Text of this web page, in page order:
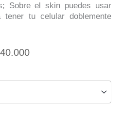
Sobre el skin puedes usar
tener tu celular doblemente
40.000